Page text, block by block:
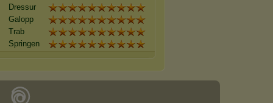
Dressur
Galopp
Trab
Springen